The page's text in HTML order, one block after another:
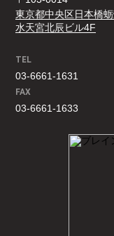
東京都中央区日本橋
水天宮北辰ビル4F
TEL
03-6661-1631
FAX
03-6661-1633